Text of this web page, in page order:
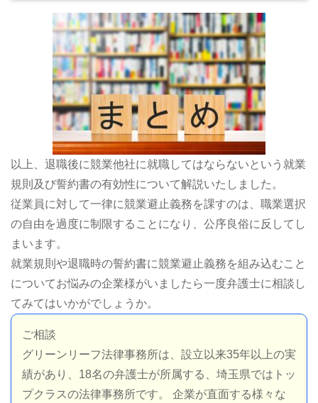
以上、退職後に競業他社に就職してはならないという就業
規則及び誓約書の有効性について解説いたしました。
従業員に対して一律に競業避止義務を課すのは、職業選択
の自由を過度に制限することになり、公序良俗に反してし
まいます。
就業規則や退職時の誓約書に競業避止義務を組み込むこと
についてお悩みの企業様がいましたら一度弁護士に相談し
てみてはいかがでしょうか。
ご相談
グリーンリーフ法律事務所は、設立以来35年以上の実
績があり、18名の弁護士が所属する、埼玉県ではトッ
プクラスの法律事務所です。 企業が直面する様々な